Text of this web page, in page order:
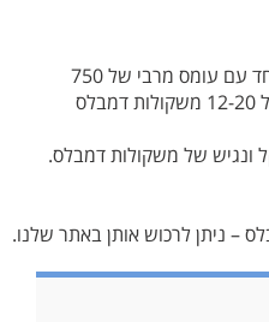
סטנד משקולות דמבלס עמיד במיוחד עם עומס מרבי של 750
קילוגרם, הסטנד מתאים לאחסון של 12-20 משקולות דמבלס
– ניתן לרכוש אותן באתר שלנו.